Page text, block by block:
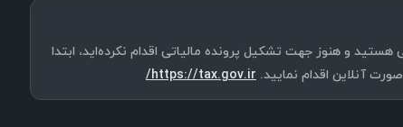
و هنوز جهت تشکیل پرونده مالیاتی اقدام نکرده‌اید، ابتدا
آنلاین اقدام نمایید. https://tax.gov.ir/